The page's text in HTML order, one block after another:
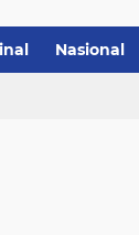
Nasional